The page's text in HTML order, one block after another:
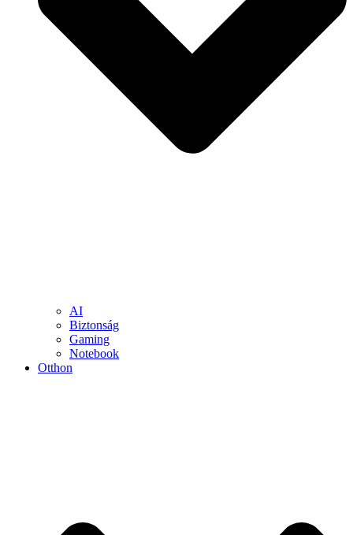
AI
Biztonság
Gaming
Notebook
Otthon